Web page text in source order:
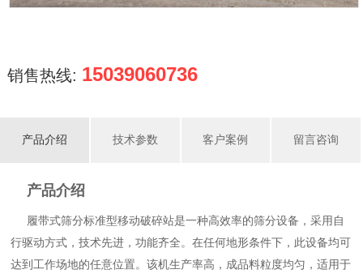
销售热线: 15039060736
产品介绍 技术参数 客户案例 留言咨询
产品介绍
履带式筛分标准型移动破碎站是一种高效率的筛分设备，采用自
行驱动方式，技术先进，功能齐全。在任何地形条件下，此设备均可
达到工作场地的任意位置。该机生产率高，成品料粒度均匀，适用于